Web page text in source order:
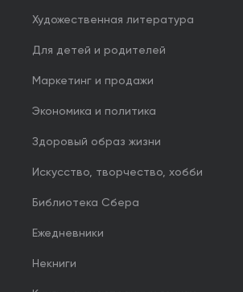
Художественная литература
Для детей и родителей
Маркетинг и продажи
Экономика и политика
Здоровый образ жизни
Искусство, творчество, хобби
Библиотека Сбера
Ежедневники
Некниги